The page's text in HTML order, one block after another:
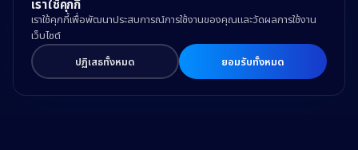
เราใช้คุกกี้
เราใช้คุกกี้เพื่อพัฒนาประสบการณ์การใช้งานของคุณและวัดผลการใช้งาน
เว็บไซต์
ปฏิเสธทั้งหมด
ยอมรับทั้งหมด